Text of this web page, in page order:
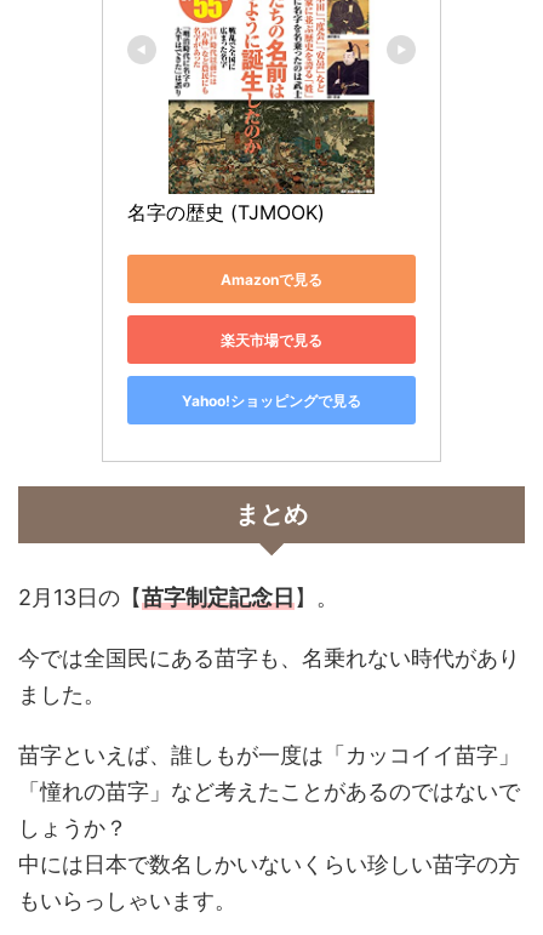
名字の歴史 (TJMOOK)
Amazonで見る
楽天市場で見る
Yahoo!ショッピングで見る
まとめ
2月13日の 【苗字制定記念日】。
今では全国民にある苗字も、名乗れない時代があり
ました。
苗字といえば、誰しもが一度は「カッコイイ苗字」
「憧れの苗字」など考えたことがあるのではないで
しょうか？
中には日本で数名しかいないくらい珍しい苗字の方
もいらっしゃいます。